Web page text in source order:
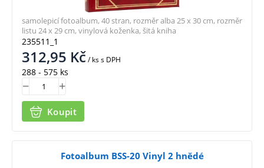
235511_1
312,95 Kč/ kss DPH
288 - 575 ks
Koupit
samolepicí fotoalbum, 40 stran, rozměr alba 25 x 30 cm, rozměr
listu 24 x 29 cm, vinylová koženka, šitá kniha
Fotoalbum BSS-20 Vinyl 2 hnědé